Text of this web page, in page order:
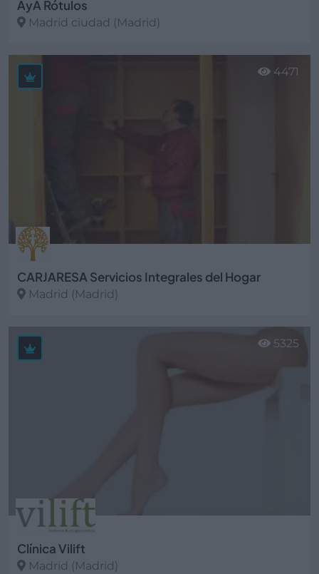
AyA Rótulos
Madrid ciudad (Madrid)
Ver más
CARJARESA Servicios Integrales del Hogar
Madrid (Madrid)
4471
Clínica Vilift
Madrid (Madrid)
5325